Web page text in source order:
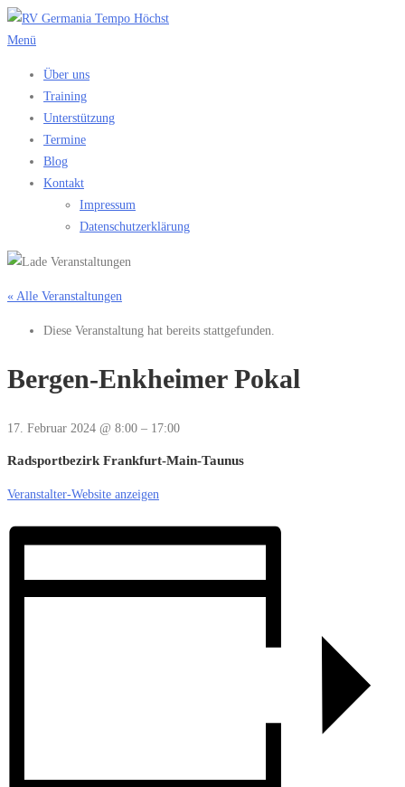
Zum
Inhalt
Menü
Über uns
Training
Unterstützung
Termine
Blog
Kontakt
Impressum
Datenschutzerklärung
« Alle Veranstaltungen
Diese Veranstaltung hat bereits stattgefunden.
Bergen-Enkheimer Pokal
17. Februar 2024 @ 8:00 – 17:00
Radsportbezirk Frankfurt-Main-Taunus
Veranstalter-Website anzeigen